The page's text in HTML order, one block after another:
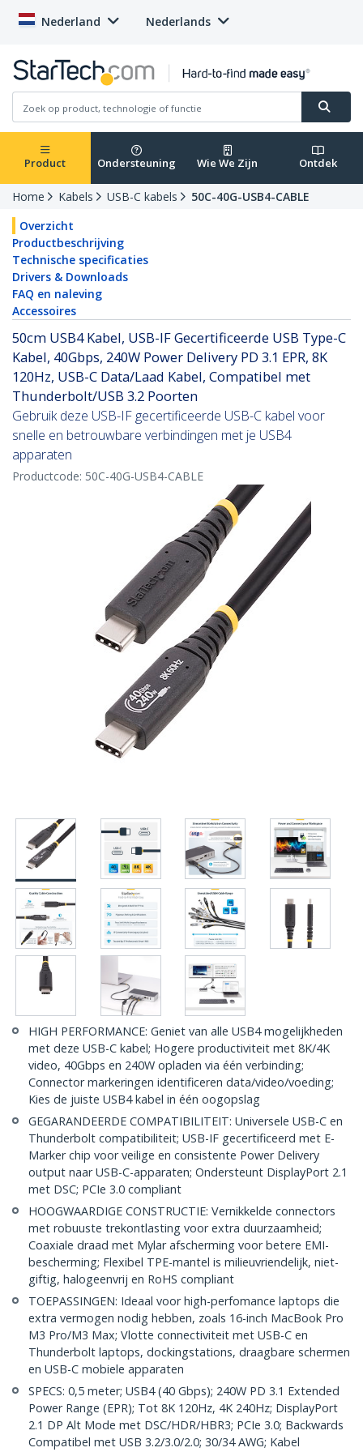
Nederland Nederlands
Product Ondersteuning Wie We Zijn Ontdek
Home Kabels USB-C kabels
50C-40G-USB4-CABLE
Overzicht
Productbeschrijving
Technische specificaties
Drivers & Downloads
FAQ en naleving
Accessoires
50cm USB4 Kabel, USB-IF Gecertificeerde USB Type-C
Kabel, 40Gbps, 240W Power Delivery PD 3.1 EPR, 8K
120Hz, USB-C Data/Laad Kabel, Compatibel met
Thunderbolt/USB 3.2 Poorten
Gebruik deze USB-IF gecertificeerde USB-C kabel voor
snelle en betrouwbare verbindingen met je USB4
apparaten
Productcode: 50C-40G-USB4-CABLE
HIGH PERFORMANCE: Geniet van alle USB4 mogelijkheden
met deze USB-C kabel; Hogere productiviteit met 8K/4K
video, 40Gbps en 240W opladen via één verbinding;
Connector markeringen identificeren data/video/voeding;
Kies de juiste USB4 kabel in één oogopslag
GEGARANDEERDE COMPATIBILITEIT: Universele USB-C en
Thunderbolt compatibiliteit; USB-IF gecertificeerd met E-
Marker chip voor veilige en consistente Power Delivery
output naar USB-C-apparaten; Ondersteunt DisplayPort 2.1
met DSC; PCIe 3.0 compliant
HOOGWAARDIGE CONSTRUCTIE: Vernikkelde connectors
met robuuste trekontlasting voor extra duurzaamheid;
Coaxiale draad met Mylar afscherming voor betere EMI-
bescherming; Flexibel TPE-mantel is milieuvriendelijk, niet-
giftig, halogeenvrij en RoHS compliant
TOEPASSINGEN: Ideaal voor high-perfomance laptops die
extra vermogen nodig hebben, zoals 16-inch MacBook Pro
M3 Pro/M3 Max; Vlotte connectiviteit met USB-C en
Thunderbolt laptops, dockingstations, draagbare schermen
en USB-C mobiele apparaten
SPECS: 0,5 meter; USB4 (40 Gbps); 240W PD 3.1 Extended
Power Range (EPR); Tot 8K 120Hz, 4K 240Hz; DisplayPort
2.1 DP Alt Mode met DSC/HDR/HBR3; PCIe 3.0; Backwards
Compatibel met USB 3.2/3.0/2.0; 30/34 AWG; Kabel